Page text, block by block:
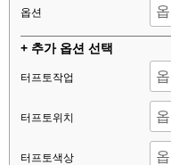
옵션
+ 추가 옵션 선택
터프토작업
터프토위치
터프토색상